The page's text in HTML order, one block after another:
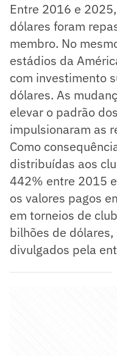
Entre 2016 e
dólares foram
membro. No
estádios da
com investimento
dólares. As
elevar o padrão
impulsionaram as
Como
distribuídas aos
442% entre 2015
os valores pagos
em torneios de
bilhões de
divulgados pela